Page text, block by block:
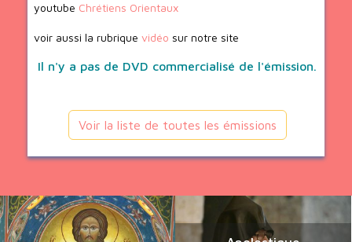
youtube Chrétiens Orientaux
voir aussi la rubrique vidéo sur notre site
Il n'y a pas de DVD commercialisé de l'émission.
Voir la liste de toutes les émissions